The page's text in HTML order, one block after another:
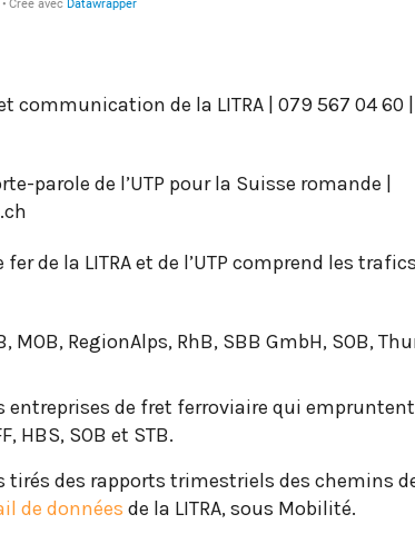
de la LITRA | 079 567 04 60 |
parole de l’UTP pour la Suisse romande |
de la LITRA et de l’UTP comprend les
MOB, RegionAlps, RhB, SBB GmbH, SOB,
entreprises de fret ferroviaire qui
HBS, SOB et STB.
tirés des rapports trimestriels des chemins
de données de la LITRA, sous Mobilité.